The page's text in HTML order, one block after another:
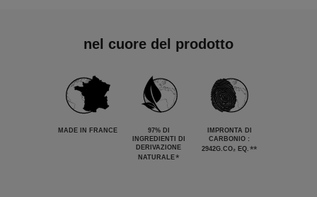
nel cuore del prodotto
MADE IN FRANCE
97% DI
INGREDIENTI DI
DERIVAZIONE
NATURALE*
IMPRONTA DI
CARBONIO :
2942G.CO₂ EQ. **